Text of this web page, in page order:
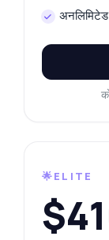
🌟ELITE